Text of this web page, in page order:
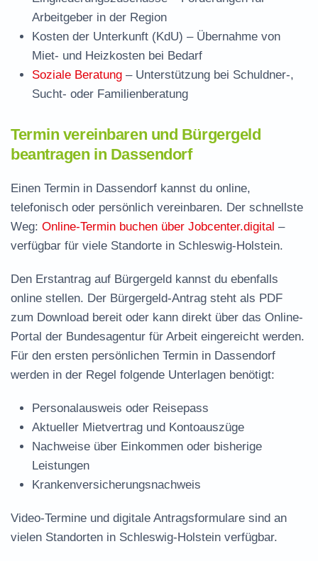
Arbeitgeber in der Region
Kosten der Unterkunft (KdU) – Übernahme von
Miet- und Heizkosten bei Bedarf
Soziale Beratung – Unterstützung bei Schuldner-,
Sucht- oder Familienberatung
Termin vereinbaren und Bürgergeld
beantragen in Dassendorf
Einen Termin in Dassendorf kannst du online,
telefonisch oder persönlich vereinbaren. Der schnellste
Weg: Online-Termin buchen über Jobcenter.digital –
verfügbar für viele Standorte in Schleswig-Holstein.
Den Erstantrag auf Bürgergeld kannst du ebenfalls
online stellen. Der Bürgergeld-Antrag steht als PDF
zum Download bereit oder kann direkt über das Online-
Portal der Bundesagentur für Arbeit eingereicht werden.
Für den ersten persönlichen Termin in Dassendorf
werden in der Regel folgende Unterlagen benötigt:
Personalausweis oder Reisepass
Aktueller Mietvertrag und Kontoauszüge
Nachweise über Einkommen oder bisherige
Leistungen
Krankenversicherungsnachweis
Video-Termine und digitale Antragsformulare sind an
vielen Standorten in Schleswig-Holstein verfügbar.